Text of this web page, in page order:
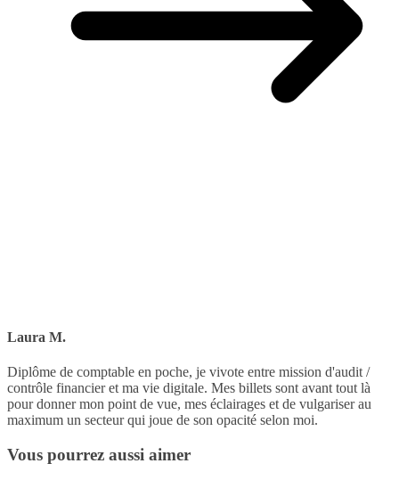
Laura M.
Diplôme de comptable en poche, je vivote entre mission d'audit /
contrôle financier et ma vie digitale. Mes billets sont avant tout là
pour donner mon point de vue, mes éclairages et de vulgariser au
maximum un secteur qui joue de son opacité selon moi.
Vous pourrez aussi aimer